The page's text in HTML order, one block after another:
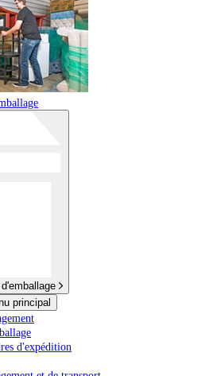
principal
d'expédition